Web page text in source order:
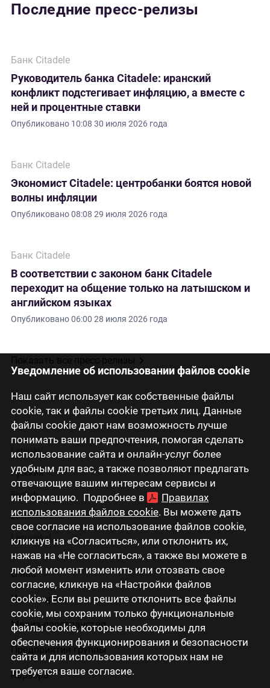
Уведомление об использовании файлов cookie
Наш сайт использует как собственные файлы
cookie, так и файлы cookie третьих лиц. Данные
файлы cookie дают нам возможность лучше
понимать ваши предпочтения, помогая сделать
использование сайта и онлайн-услуг более
удобным для вас, а также позволяют предлагать
отвечающие вашим интересам сервисы и
информацию. Подробнее в
Правилах
использования файлов cookie. Вы можете дать
свое согласие на использование файлов cookie,
кликнув на «Согласиться», или отклонить их,
нажав на «Не согласиться», а также вы можете в
любой момент изменить или отозвать свое
согласие, кликнув на «Настройки файлов
cookie». Если вы решите отклонить все файлы
cookie, мы сохраним только функциональные
файлы cookie, которые необходимы для
обеспечения функционирования и безопасности
сайта и для использования которых нам не
требуется ваше согласие.
Последние пресс-релизы
Банк Citadele
Руководитель банка Citadele: иранский
конфликт подстегивает инфляцию, а вместе с
ней и процентные ставки
Опубликовано 10:08 30 июля 2026 года
Банк Citadele
Экономист Citadele: центробанки боятся новой
волны инфляции
Опубликовано08:08 29 июля 2026 года
Банк Citadele
В соответствии с законом банк Citadele
переходит на общение только на латышском и
английском языках
Опубликовано06:00 28 июля 2026 года
Latviski
Русский
English
Eesti
Lietuviškai
О нас
Инвесторам
Медиа-пространство
Предприятия группы
Карьера